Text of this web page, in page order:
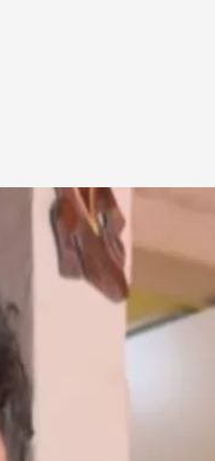
se
del